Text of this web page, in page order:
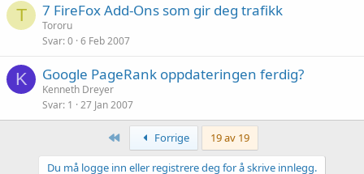
T 7 FireFox Add-Ons som gir deg trafikk
Tororu
Svar 0 6 Feb 2007
K Google PageRank oppdateringen ferdig?
Kenneth Dreyer
Svar 1 27 Jan 2007
Først Forrige 19 av 19
Du må logge inn eller registrere deg for å skrive innlegg.